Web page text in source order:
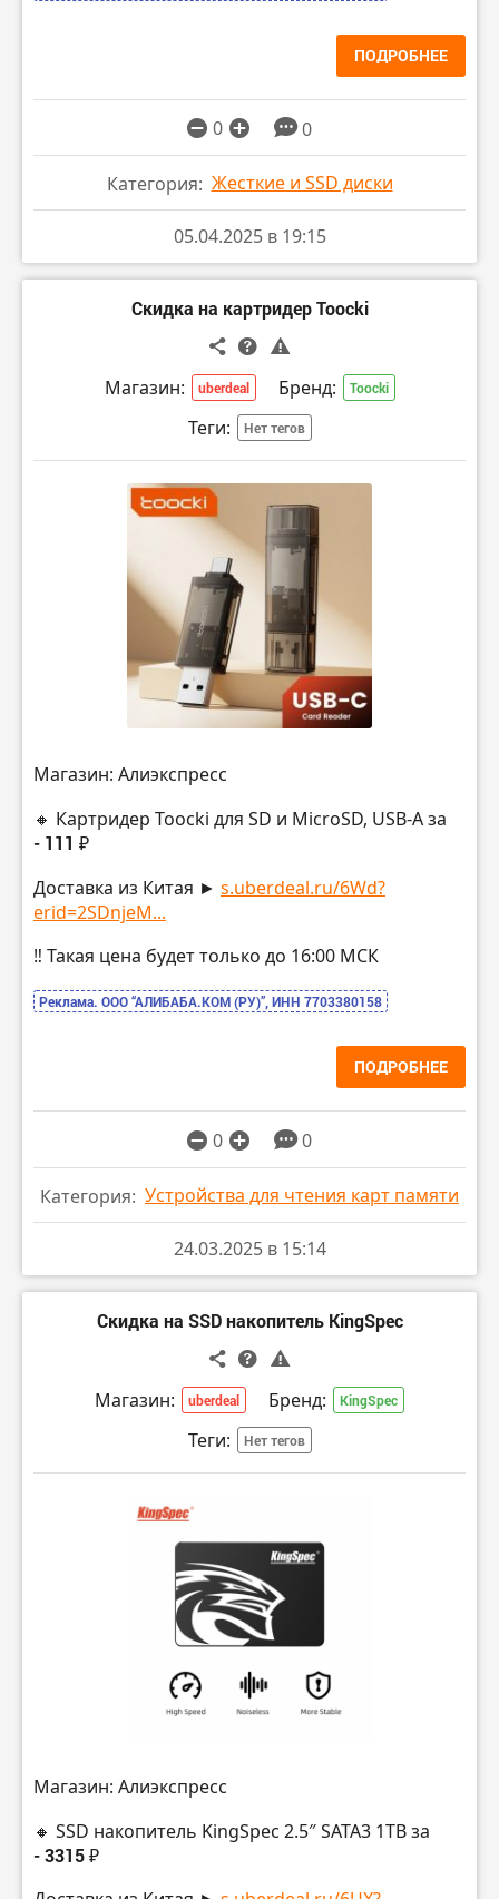
ПОДРОБНЕЕ
0 0
Категория: Жесткие и SSD диски
05.04.2025 в 19:15
Скидка на картридер Toocki
Магазин: uberdeal Бренд: Toocki
Теги: Нет тегов
Магазин: Алиэкспресс
🔸 Картридер Toocki для SD и MicroSD, USB-А за
- 111 ₽
Доставка из Китая ► s.uberdeal.ru/6Wd?
erid=2SDnjeM...
‼️ Такая цена будет только до 16:00 МСК
Реклама. ООО “АЛИБАБА.КОМ (РУ)”, ИНН 7703380158
ПОДРОБНЕЕ
0 0
Категория: Устройства для чтения карт памяти
24.03.2025 в 15:14
Скидка на SSD накопитель KingSpec
Магазин: uberdeal Бренд: KingSpec
Теги: Нет тегов
Магазин: Алиэкспресс
🔸 SSD накопитель KingSpec 2.5″ SATA3 1TB за
- 3315 ₽